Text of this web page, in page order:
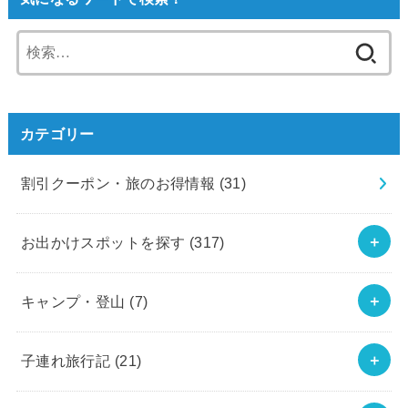
索:
カテゴリー
割引クーポン・旅のお得情報 (31)
お出かけスポットを探す (317)
キャンプ・登山 (7)
子連れ旅行記 (21)